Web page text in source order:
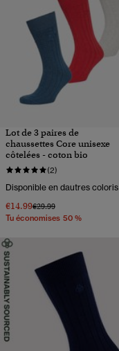
Lot de 3 paires de
chaussettes Core unisexe
côtelées - coton bio
(2)
Disponible en dautres coloris
€14.99Prix réduit de
€29.99à
Tu économises 50 %